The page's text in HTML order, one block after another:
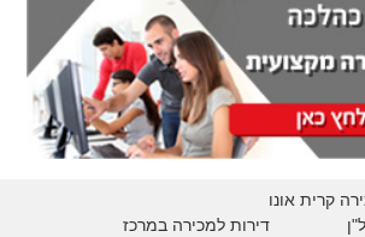
קרית אונו
דירות למכירה במרכז